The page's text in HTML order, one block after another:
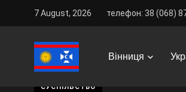
7 August, 2026 телефон: 38 (068)
Вінниця
Vinnitsa Best News / Україна /
СУСПІЛЬСТВО